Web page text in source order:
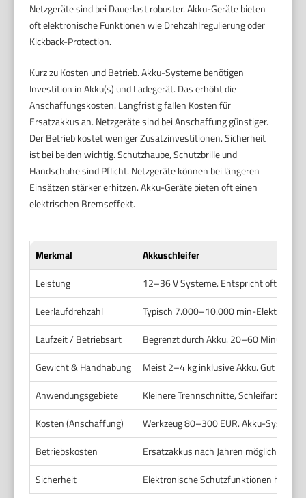
Netzgeräte sind bei Dauerlast robuster. Akku-Geräte bieten
oft elektronische Funktionen wie Drehzahlregulierung oder
Kickback-Protection.
Kurz zu Kosten und Betrieb. Akku-Systeme benötigen
Investition in Akku(s) und Ladegerät. Das erhöht die
Anschaffungskosten. Langfristig fallen Kosten für
Ersatzakkus an. Netzgeräte sind bei Anschaffung günstiger.
Der Betrieb kostet weniger Zusatzinvestitionen. Sicherheit
ist bei beiden wichtig. Schutzhaube, Schutzbrille und
Handschuhe sind Pflicht. Netzgeräte können bei längeren
Einsätzen stärker erhitzen. Akku-Geräte bieten oft einen
elektrischen Bremseffekt.
Merkmal
Akkuschleifer
Leistung
12–36 V Systeme. Entspricht oft
Leerlaufdrehzahl
Typisch 7.000–10.000 min-
Laufzeit / Betriebsart
Begrenzt durch Akku. 20–60 Minuten
Gewicht & Handhabung
Meist 2–4 kg inklusive Akku. Gut für
Anwendungsgebiete
Kleinere Trennschnitte,
Kosten (Anschaffung)
Werkzeug 80–300 EUR. Akku-
Betriebskosten
Ersatzakkus nach Jahren möglich.
Sicherheit
Elektronische Schutzfunktionen häufig